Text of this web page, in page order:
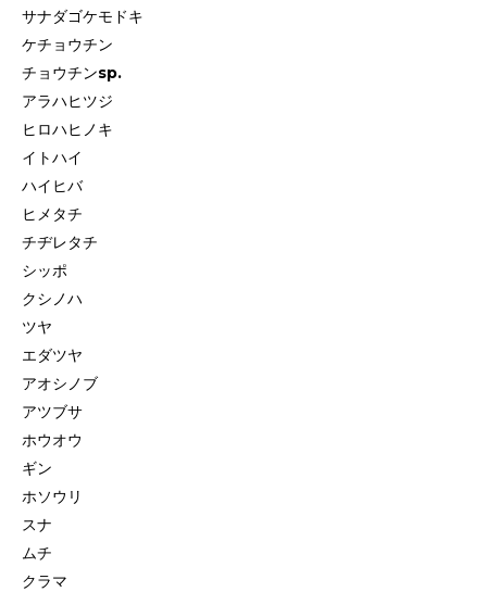
サナダゴケモドキ
ケチョウチン
チョウチンsp.
アラハヒツジ
ヒロハヒノキ
イトハイ
ハイヒバ
ヒメタチ
チヂレタチ
シッポ
クシノハ
ツヤ
エダツヤ
アオシノブ
アツブサ
ホウオウ
ギン
ホソウリ
スナ
ムチ
クラマ